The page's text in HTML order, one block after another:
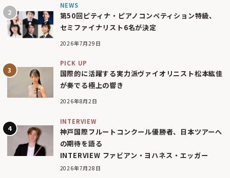
NEWS
第50回ピティナ・ピアノコンペティション特級、
セミファイナリスト6名が決定
2026年7月29日
PICK UP
国際的に活躍する実力派ヴァイオリニスト松本紘佳
が奏でる極上の響き
2026年8月2日
INTERVIEW
神戸国際フルートコンクール優勝者、日本ツアーへ
の期待を語る
INTERVIEW ファビアン・ヨハネス・エッガー
2026年7月28日